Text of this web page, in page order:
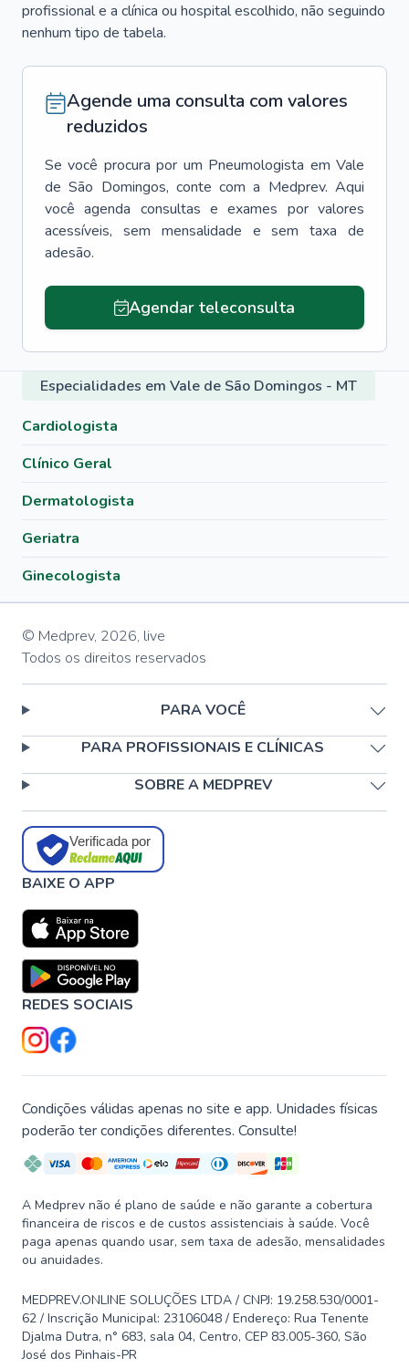
profissional e a clínica ou hospital escolhido, não seguindo
nenhum tipo de tabela.
Agende uma consulta com valores
reduzidos
Se você procura por um Pneumologista em Vale
de São Domingos, conte com a Medprev. Aqui
você agenda consultas e exames por valores
acessíveis, sem mensalidade e sem taxa de
adesão.
Agendar teleconsulta
Especialidades em Vale de São Domingos - MT
Cardiologista
Clínico Geral
Dermatologista
Geriatra
Ginecologista
© Medprev, 2026, live
Todos os direitos reservados
PARA VOCÊ
PARA PROFISSIONAIS E CLÍNICAS
SOBRE A MEDPREV
Verificada por
BAIXE O APP
REDES SOCIAIS
Condições válidas apenas no site e app. Unidades físicas
poderão ter condições diferentes. Consulte!
A Medprev não é plano de saúde e não garante a cobertura
financeira de riscos e de custos assistenciais à saúde. Você
paga apenas quando usar, sem taxa de adesão, mensalidades
ou anuidades.
MEDPREV.ONLINE SOLUÇÕES LTDA / CNPJ: 19.258.530/0001-
62 / Inscrição Municipal: 23106048 / Endereço: Rua Tenente
Djalma Dutra, n° 683, sala 04, Centro, CEP 83.005-360, São
José dos Pinhais-PR